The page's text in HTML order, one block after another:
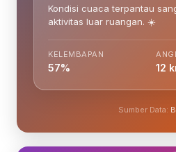
Kondisi cuaca terpantau
aktivitas luar ruangan. ☀️
KELEMBAPAN
57% 12
Sumber Data: